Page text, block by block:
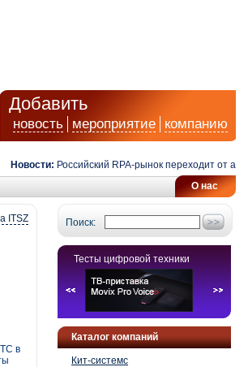
Добавить
новость мероприятие компанию
Российский RPA-рынок переходит от
О нас
Поиск:
Тесты цифровой техники
Каталог компаний
Кит-системс
ITSZ
в